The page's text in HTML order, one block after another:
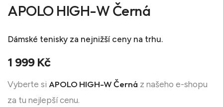
APOLO HIGH-W Černá
Dámské tenisky za nejnižší ceny na trhu.
1 999 Kč
Vyberte si APOLO HIGH-W Černá z našeho e-shopu
za tu nejlepší cenu.